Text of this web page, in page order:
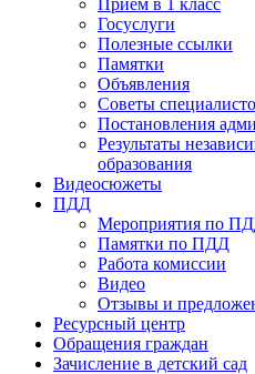
Госуслуги
Полезные ссылки
Памятки
Объявления
Советы
Постановления
Результаты
образования
Видеосюжеты
ПДД
Мероприятия по
Памятки по ПДД
Работа комиссии
Видео
Отзывы и
Ресурсный центр
Обращения граждан
Зачисление в детский сад